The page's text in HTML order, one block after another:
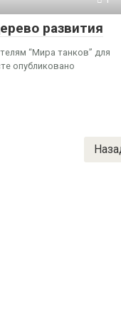
развития
“Мира танков” для
опубликовано